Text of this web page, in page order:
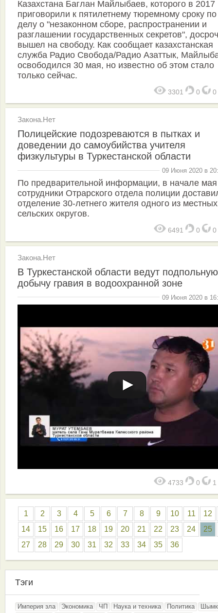
Казахстана Баглан Майлыбаев, которого в 2017
приговорили к пятилетнему тюремному сроку по
делу о "незаконном сборе, распространении и
разглашении государственных секретов",
вышел на свободу. Как сообщает казахстанская
служба Радио Свобода/Радио Азаттык,
освободился 30 мая, но известно об этом стало
только сейчас.
3301 0 0
Закона.Нет
Полицейские подозреваются в пытках и
доведении до самоубийства учителя
физкультуры в Туркестанской области
09 Июня 2020 в
По предварительной информации, в начале мая
сотрудники Отрарского отдела полиции
отделение 30-летнего жителя одного из местных
сельских округов.
6491 0 0
Закона.Нет
В Туркестанской области ведут подпольную
добычу гравия в водоохранной зоне
09 Июня 2020 в
4733 0 1
1 2 3 4 5 6 7 8 9 10 11
12
14
15 16 17 18 19 20 21 22 23 24
25
27
28 29 30 31 32 33 34 35 36
Тэги
Империя зла Экономика ЧП Наука и техника Политика